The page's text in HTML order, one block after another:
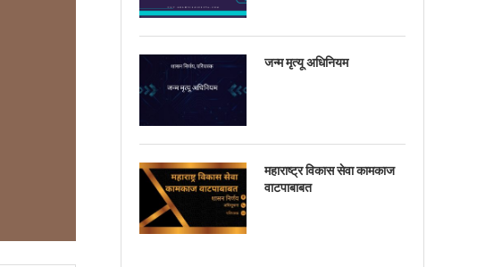
जन्म मृत्यू अधिनियम
महाराष्ट्र विकास सेवा कामकाज
वाटपाबाबत